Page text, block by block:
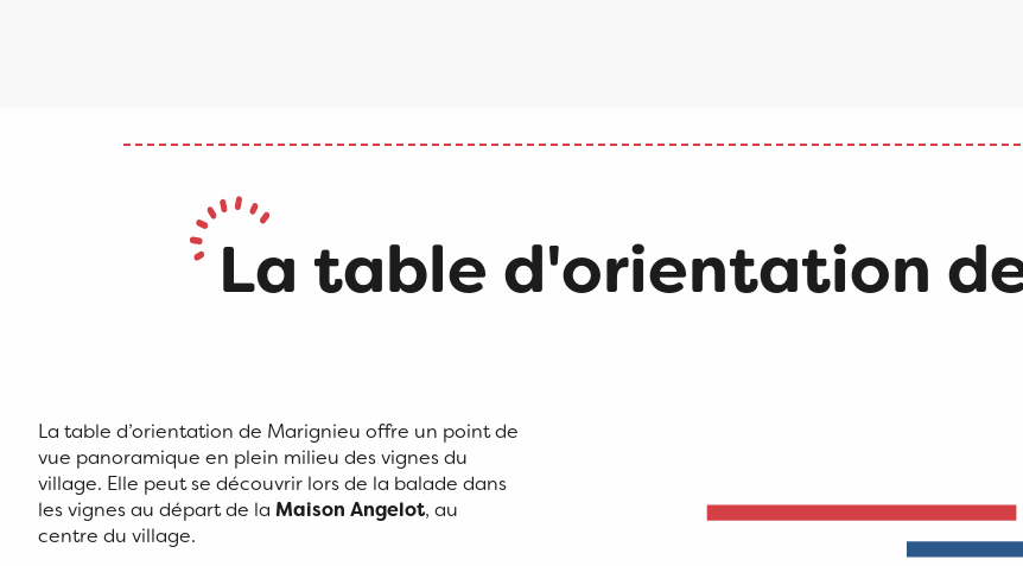
La table d'orientation
La table d’orientation de Marignieu offre un point de
vue panoramique en plein milieu des vignes du
village. Elle peut se découvrir lors de la balade dans
les vignes au départ de la Maison Angelot, au
centre du village.